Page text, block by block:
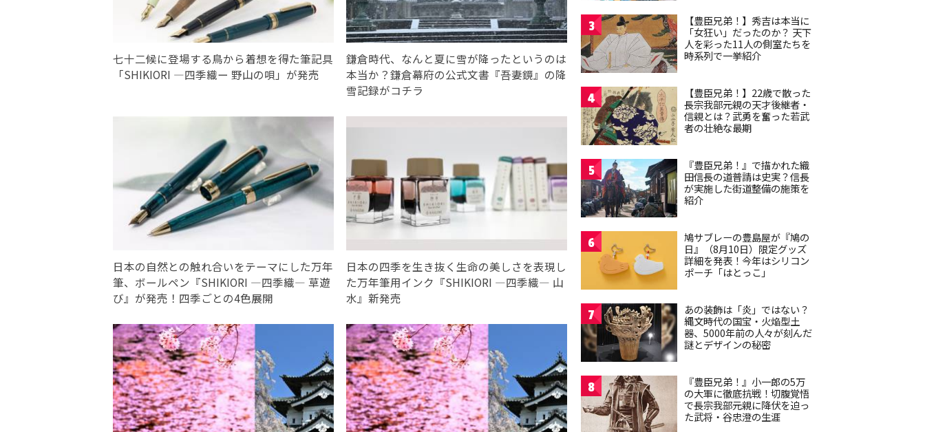
七十二候に登場する鳥から着想を得た筆記具
「SHIKIORI ―四季織ー 野山の唄」が発売
鎌倉時代、なんと夏に雪が降ったというのは
本当か？鎌倉幕府の公式文書『吾妻鏡』の降
雪記録がコチラ
日本の自然との触れ合いをテーマにした万年
筆、ボールペン『SHIKIORI ―四季織― 草遊
び』が発売！四季ごとの4色展開
日本の四季を生き抜く生命の美しさを表現し
た万年筆用インク『SHIKIORI ―四季織― 山
水』新発売
3
【豊臣兄弟！】秀吉は本当に
「女狂い」だったのか？ 天下
人を彩った11人の側室たちを
時系列で一挙紹介
4
【豊臣兄弟！】22歳で散った
長宗我部元親の天才後継者・
信親とは？武勇を奮った若武
者の壮絶な最期
5
『豊臣兄弟！』で描かれた織
田信長の道普請は史実？信長
が実施した街道整備の施策を
紹介
6
鳩サブレーの豊島屋が『鳩の
日』（8月10日）限定グッズ
詳細を発表！今年はシリコン
ポーチ「はとっこ」
7
あの装飾は「炎」ではない？
縄文時代の国宝・火焔型土
器、5000年前の人々が刻んだ
謎とデザインの秘密
8
『豊臣兄弟！』小一郎の5万
の大軍に徹底抗戦！切腹覚悟
で長宗我部元親に降伏を迫っ
た武将・谷忠澄の生涯